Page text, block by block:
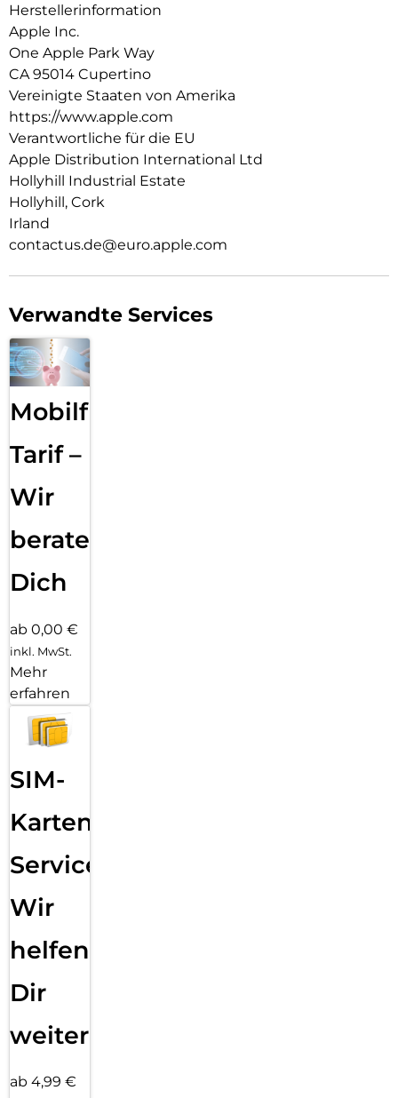
erkennen.
Mit zwei Verbindungs­punkten lässt sich dieses Case sicher
am Crossbody Band befestigen. So kannst du dein iPhone
einfach freihändig tragen.
Mit integrierten Magneten, die sich perfekt am iPhone Air
ausrichten, hält das Case ganz einfach und sorgt für
schnelleres kabelloses Laden. Lass dein iPhone beim Laden
einfach im Case und docke dein MagSafe Ladegerät an oder
leg es auf dein Qi2.2 oder Qi zertifiziertes Ladegerät.
Wie jedes von Apple entwickelte Case durchläuft es im Laufe
des Design‑ und Fertigungs­prozesses Tausende von
Teststunden. Deshalb sieht es nicht nur großartig aus,
Herstellerinformation
Apple Inc.
One Apple Park Way
CA 95014 Cupertino
Vereinigte Staaten von Amerika
https://www.apple.com
Verantwortliche für die EU
Apple Distribution International Ltd
Hollyhill Industrial Estate
Hollyhill, Cork
Irland
contactus.de@euro.apple.com
Verwandte Services
Mobilfunk
Tarif –
Wir
beraten
Dich
ab 0,00 €
inkl. MwSt.
Mehr
erfahren
SIM-
Karten
Service:
Wir
helfen
Dir
weiter
ab 4,99 €